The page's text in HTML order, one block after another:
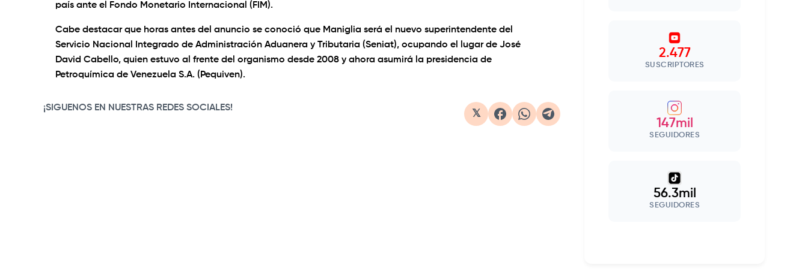
país ante el Fondo Monetario Internacional (FIM).
Cabe destacar que horas antes del anuncio se conoció que Maniglia será el nuevo superintendente del
Servicio Nacional Integrado de Administración Aduanera y Tributaria (Seniat), ocupando el lugar de José
David Cabello, quien estuvo al frente del organismo desde 2008 y ahora asumirá la presidencia de
Petroquímica de Venezuela S.A. (Pequiven).
¡SIGUENOS EN NUESTRAS REDES SOCIALES!
𝕏
2.477
SUSCRIPTORES
147mil
SEGUIDORES
56.3mil
SEGUIDORES